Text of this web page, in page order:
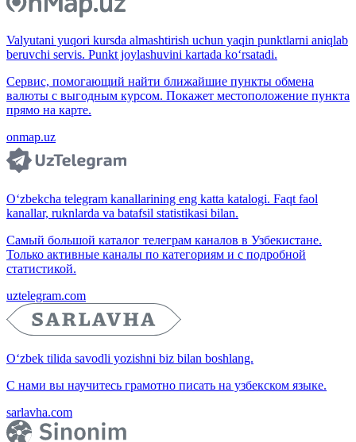
Valyutani yuqori kursda almashtirish uchun yaqin punktlarni aniqlab
beruvchi servis. Punkt joylashuvini kartada ko‘rsatadi.
Сервис, помогающий найти ближайшие пункты обмена
валюты с выгодным курсом. Покажет местоположение пункта
прямо на карте.
onmap.uz
O‘zbekcha telegram kanallarining eng katta katalogi. Faqt faol
kanallar, ruknlarda va batafsil statistikasi bilan.
Самый большой каталог телеграм каналов в Узбекистане.
Только активные каналы по категориям и с подробной
статистикой.
uztelegram.com
O‘zbek tilida savodli yozishni biz bilan boshlang.
С нами вы научитесь грамотно писать на узбекском языке.
sarlavha.com